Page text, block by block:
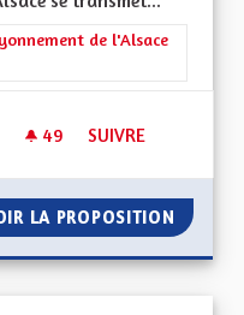
: La Culture, l'Education et
de l'Alsace
49 49 ABONNÉS
SUIVRE
LA PROPOSITION